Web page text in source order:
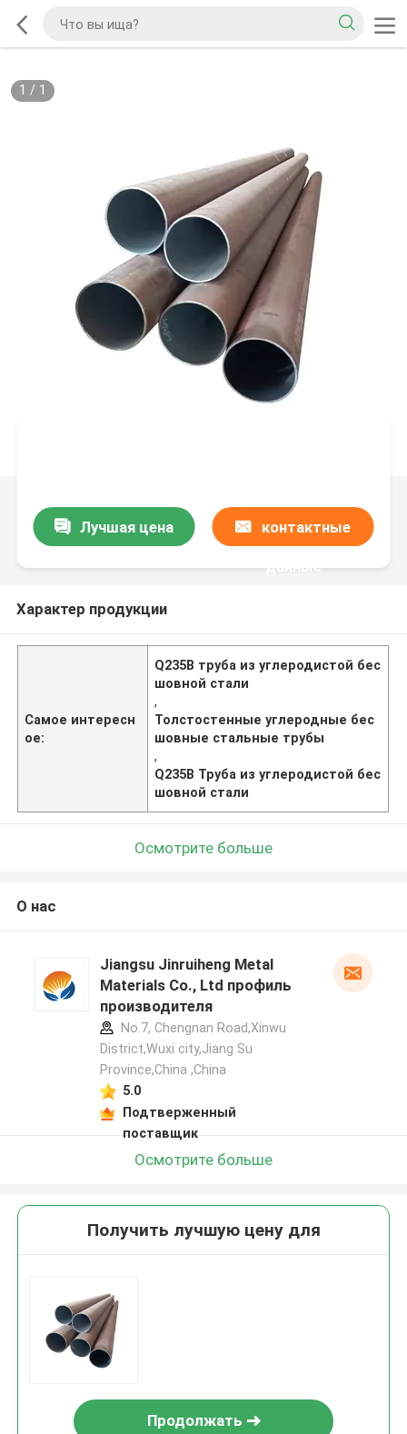
1 / 1
Лучшая цена контактные
данные
Характер продукции
Самое интересн
ое:
Q235B труба из углеродистой бес
шовной стали
,
Толстостенные углеродные бес
шовные стальные трубы
,
Q235B Труба из углеродистой бес
шовной стали
Осмотрите больше
О нас
Jiangsu Jinruiheng Metal
Materials Co., Ltd профиль
производителя
No.7, Chengnan Road,Xinwu
District,Wuxi city,Jiang Su
Province,China ,China
5.0
Подтверженный
поставщик
Осмотрите больше
Получить лучшую цену для
Продолжать